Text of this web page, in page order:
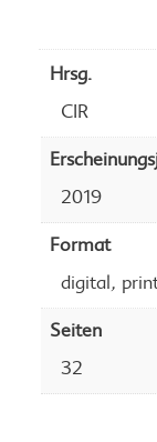
Hrsg.
CIR
2019
Format
digital,
Seiten
32